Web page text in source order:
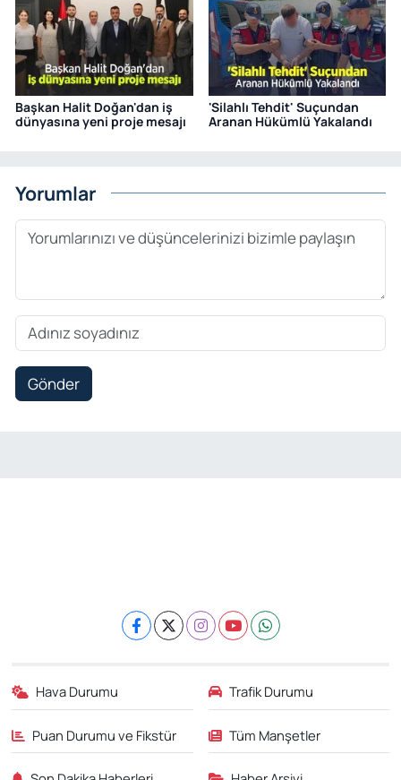
Başkan Halit Doğan'dan iş
dünyasına yeni proje mesajı
'Silahlı Tehdit' Suçundan
Aranan Hükümlü Yakalandı
Yorumlar
Gönder
Hava Durumu Trafik Durumu
Puan Durumu ve Fikstür Tüm Manşetler